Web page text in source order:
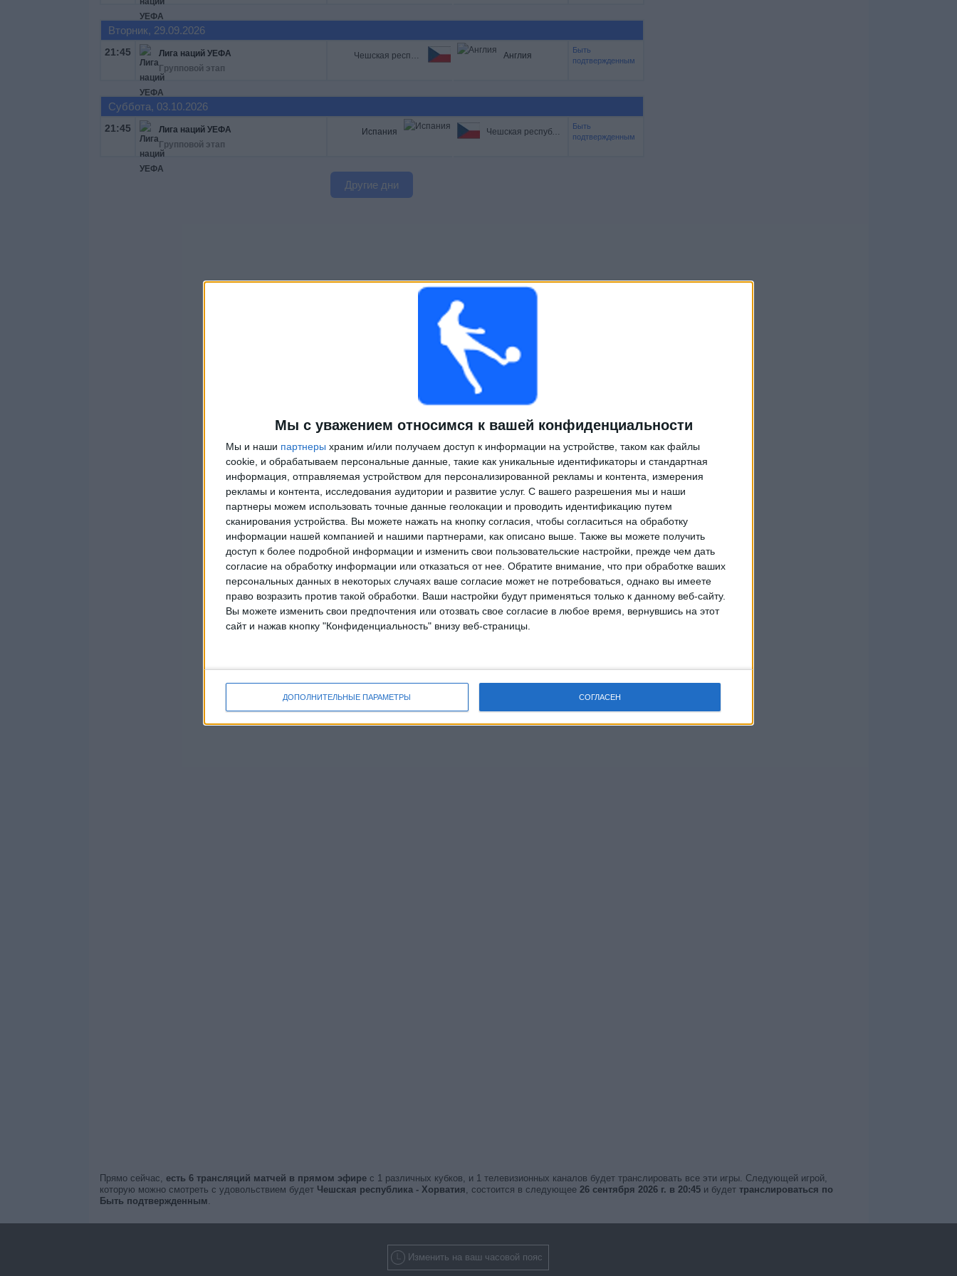
Мы с уважением относимся к вашей конфиденциальности
Мы и наши партнеры храним и/или получаем доступ к информации на устройстве, таком как файлы
cookie, и обрабатываем персональные данные, такие как уникальные идентификаторы и стандартная
информация, отправляемая устройством для персонализированной рекламы и контента, измерения
рекламы и контента, исследования аудитории и развитие услуг. С вашего разрешения мы и наши
партнеры можем использовать точные данные геолокации и проводить идентификацию путем
сканирования устройства. Вы можете нажать на кнопку согласия, чтобы согласиться на обработку
информации нашей компанией и нашими партнерами, как описано выше. Также вы можете получить
доступ к более подробной информации и изменить свои пользовательские настройки, прежде чем дать
согласие на обработку информации или отказаться от нее. Обратите внимание, что при обработке ваших
персональных данных в некоторых случаях ваше согласие может не потребоваться, однако вы имеете
право возразить против такой обработки. Ваши настройки будут применяться только к данному веб-сайту.
Вы можете изменить свои предпочтения или отозвать свое согласие в любое время, вернувшись на этот
сайт и нажав кнопку "Конфиденциальность" внизу веб-страницы.
ДОПОЛНИТЕЛЬНЫЕ ПАРАМЕТРЫ СОГЛАСЕН
Вторник, 29.09.2026
21:45
Лига наций УЕФА
Групповой этап
Чешская республика Англия
Быть
подтвержденным
Суббота, 03.10.2026
21:45
Лига наций УЕФА
Групповой этап
Испания Чешская республика
Быть
подтвержденным
Другие дни
Прямо сейчас, есть 6 трансляций матчей в прямом эфирес 1 различных кубков, и 1 телевизионных каналов будет транслировать все эти игры. Следующей игрой,
которую можно смотреть с удовольствием будет Чешская республика - Хорватия, состоится в следующее 26 сентября 2026 г. в 20:45и будет транслироваться по
Быть подтвержденным.
Изменить на ваш часовой пояс